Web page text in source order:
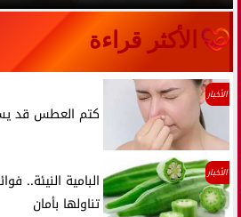
الأكثر قراءة
الأخبار
كتم العطس قد
الأخبار
البامية النيئة..
تناولها بأمان